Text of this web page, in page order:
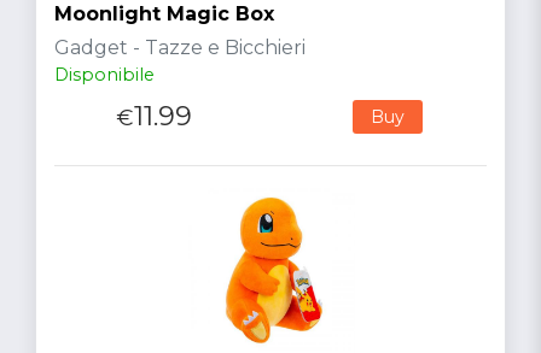
Moonlight Magic Box
Gadget - Tazze e Bicchieri
Disponibile
€11.99 Buy